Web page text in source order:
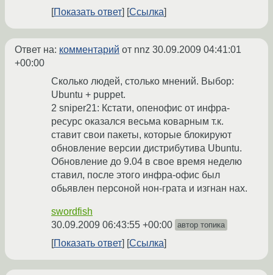
Показать ответ
Ссылка
Ответ на: комментарий от nnz 30.09.2009 04:41:01
+00:00
Сколько людей, столько мнений. Выбор:
Ubuntu + puppet.
2 sniper21: Кстати, опенофис от инфра-
ресурс оказался весьма коварным т.к.
ставит свои пакеты, которые блокируют
обновление версии дистрибутива Ubuntu.
Обновление до 9.04 в свое время неделю
ставил, после этого инфра-офис был
обьявлен персоной нон-грата и изгнан нах.
swordfish
30.09.2009 06:43:55 +00:00 автор топика
Показать ответ Ссылка